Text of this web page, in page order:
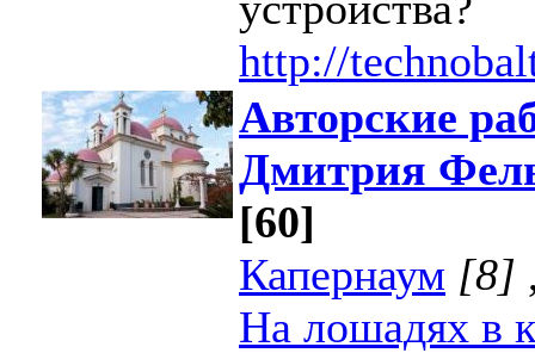
http://
Авторские
Дмитрия
[60]
Капернаум [8]
На лошадях в